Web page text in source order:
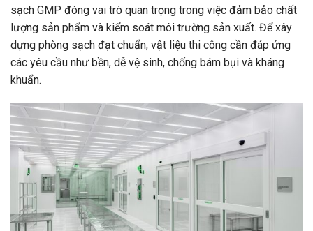
sạch GMP đóng vai trò quan trọng trong việc đảm bảo chất
lượng sản phẩm và kiểm soát môi trường sản xuất. Để xây
dựng phòng sạch đạt chuẩn, vật liệu thi công cần đáp ứng
các yêu cầu như bền, dễ vệ sinh, chống bám bụi và kháng
khuẩn.